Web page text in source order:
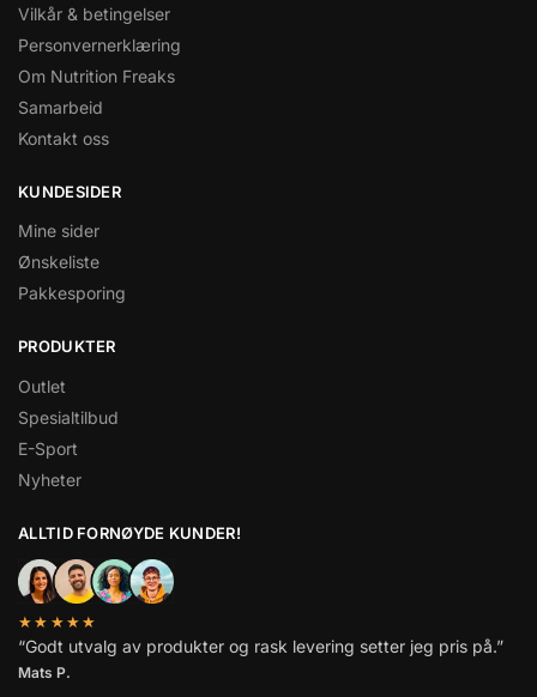
Vilkår & betingelser
Personvernerklæring
Om Nutrition Freaks
Samarbeid
Kontakt oss
KUNDESIDER
Mine sider
Ønskeliste
Pakkesporing
PRODUKTER
Outlet
Spesialtilbud
E-Sport
Nyheter
ALLTID FORNØYDE KUNDER!
★★★★★
“Godt utvalg av produkter og rask levering setter jeg pris på.”
Mats P.